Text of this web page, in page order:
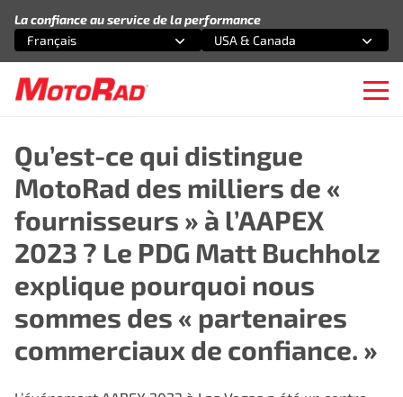
La confiance au service de la performance
Sélectionnez une option
Français
Sélectionnez une option
USA & Canada
Qu’est-ce qui distingue
MotoRad des milliers de «
fournisseurs » à l’AAPEX
2023 ? Le PDG Matt Buchholz
explique pourquoi nous
sommes des « partenaires
commerciaux de confiance. »